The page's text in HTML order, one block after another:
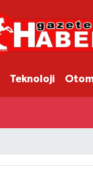
Teknoloji